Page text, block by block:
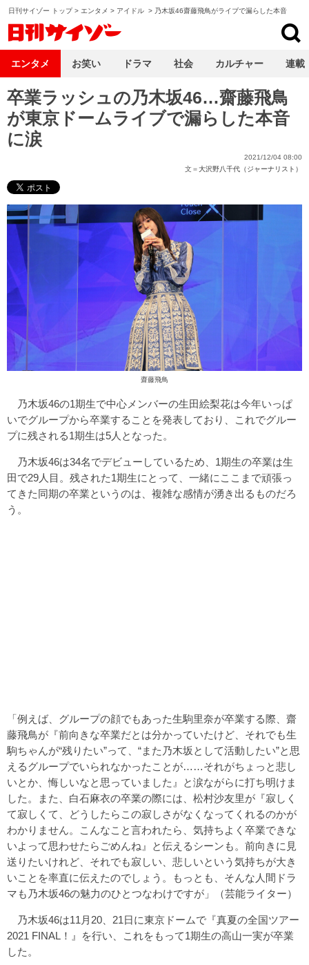
日刊サイゾー トップ> エンタメ > アイドル > 乃木坂46齋藤飛鳥がライブで漏らした本音
卒業ラッシュの乃木坂46…齋藤飛鳥
が東京ドームライブで漏らした本音
に涙
2021/12/04 08:00
文＝大沢野八千代（ジャーナリスト）
齋藤飛鳥
乃木坂46の1期生で中心メンバーの生田絵梨花は今年いっぱ
いでグループから卒業することを発表しており、これでグルー
プに残される1期生は5人となった。
乃木坂46は34名でデビューしているため、1期生の卒業は生
田で29人目。残された1期生にとって、一緒にここまで頑張っ
てきた同期の卒業というのは、複雑な感情が湧き出るものだろ
う。
「例えば、グループの顔でもあった生駒里奈が卒業する際、齋
藤飛鳥が『前向きな卒業だとは分かっていたけど、それでも生
駒ちゃんが“残りたい”って、“また乃木坂として活動したい”と思
えるグループでいられなかったことが……それがちょっと悲し
いとか、悔しいなと思っていました』と涙ながらに打ち明けま
した。また、白石麻衣の卒業の際には、松村沙友里が『寂しく
て寂しくて、どうしたらこの寂しさがなくなってくれるのかが
わかりません。こんなこと言われたら、気持ちよく卒業できな
いよって思わせたらごめんね』と伝えるシーンも。前向きに見
送りたいけれど、それでも寂しい、悲しいという気持ちが大き
いことを率直に伝えたのでしょう。もっとも、そんな人間ドラ
マも乃木坂46の魅力のひとつなわけですが」（芸能ライター）
乃木坂46は11月20、21日に東京ドームで『真夏の全国ツアー
2021 FINAL！』を行い、これをもって1期生の高山一実が卒業
した。
エンタメ お笑い ドラマ 社会 カルチャー 連載